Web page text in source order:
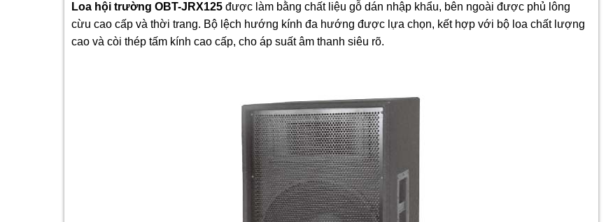
Loa hội trường OBT-JRX125 được làm bằng chất liệu gỗ dán nhập khẩu, bên ngoài được phủ lông
cừu cao cấp và thời trang. Bộ lệch hướng kính đa hướng được lựa chọn, kết hợp với bộ loa chất lượng
cao và còi thép tấm kính cao cấp, cho áp suất âm thanh siêu rõ.